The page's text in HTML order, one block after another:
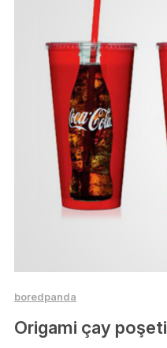
boredpanda
Origami çay poşeti